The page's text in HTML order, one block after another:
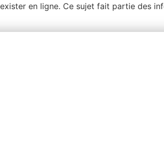
en ligne. Ce sujet fait partie des